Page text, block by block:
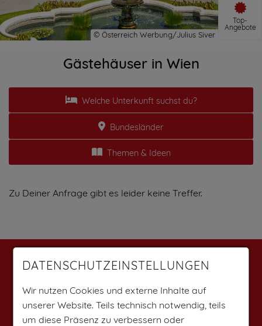
Top-
Angebote
Gästehäuser in Wien
Welche Unterkunft suchst du?
Bundesländer
Themen & Ideen
Zu Deiner Anfrage gibt es leider keine Treffer.
Weitere Angebote findest du auf:
DATENSCHUTZEINSTELLUNGEN
Wir nutzen Cookies und externe Inhalte auf
unserer Website. Teils technisch notwendig, teils
um diese Präsenz zu verbessern oder